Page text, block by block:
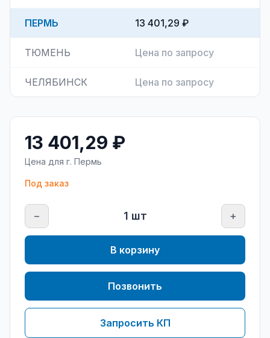
ПЕРМЬ 13 401,29 ₽
ТЮМЕНЬ Цена по запросу
ЧЕЛЯБИНСК Цена по запросу
13 401,29 ₽
Цена для г. Пермь
Под заказ
− 1 шт +
В корзину
Позвонить
Запросить КП